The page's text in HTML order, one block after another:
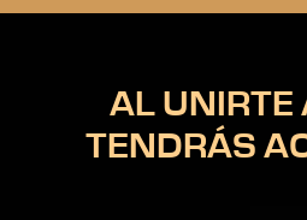
AL UNIRTE
TENDRÁS